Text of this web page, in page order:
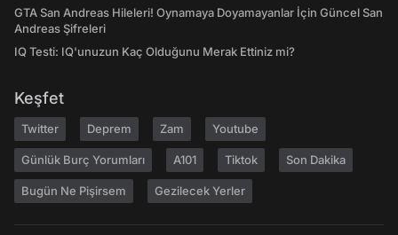
GTA San Andreas Hileleri! Oynamaya Doyamayanlar İçin Güncel San
Andreas Şifreleri
IQ Testi: IQ'unuzun Kaç Olduğunu Merak Ettiniz mi?
Keşfet
Twitter Deprem Zam Youtube
Günlük Burç Yorumları A101 Tiktok Son Dakika
Bugün Ne Pişirsem Gezilecek Yerler